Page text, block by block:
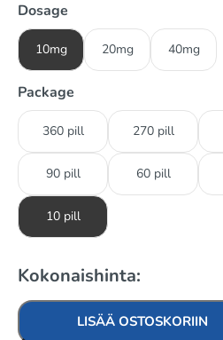
Dosage
10mg 20mg 40mg
Package
360 pill 270 pill
90 pill 60 pill
10 pill
Kokonaishinta:
LISÄÄ OSTOSKORIIN